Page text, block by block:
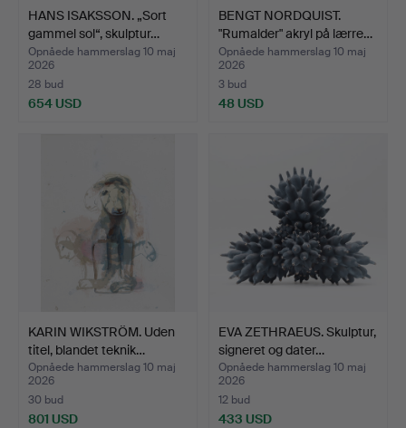
HANS ISAKSSON. „Sort
gammel sol“, skulptur…
Opnåede hammerslag 10 maj
2026
28 bud
654 USD
BENGT NORDQUIST.
"Rumalder" akryl på lærre…
Opnåede hammerslag 10 maj
2026
3 bud
48 USD
KARIN WIKSTRÖM. Uden
titel, blandet teknik…
Opnåede hammerslag 10 maj
2026
30 bud
801 USD
EVA ZETHRAEUS. Skulptur,
signeret og dater…
Opnåede hammerslag 10 maj
2026
12 bud
433 USD